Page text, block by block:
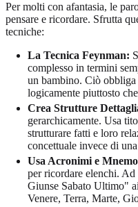
Per molti con afantasia, le
pensare e ricordare. Sfrutta
tecniche:
La Tecnica Feynman:
complesso in termini
un bambino. Ciò
logicamente piuttosto
Crea Strutture
gerarchicamente. Usa
strutturare fatti e loro
concettuale invece di
Usa Acronimi e
per ricordare elenchi.
Giunse Sabato Ultimo"
Venere, Terra, Marte,